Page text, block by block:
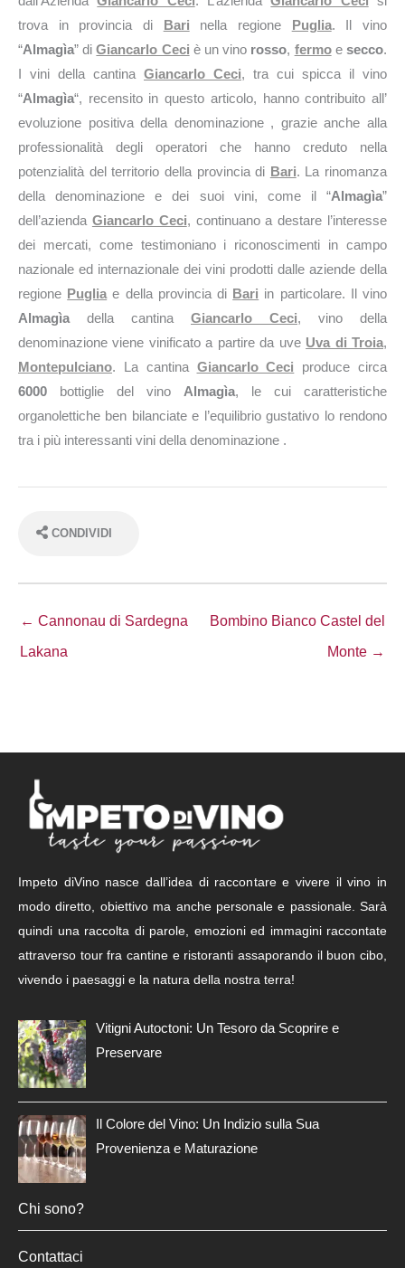
trova in provincia di Bari nella regione Puglia. Il vino
“Almagìa” diGiancarlo Ceci è un vino rosso, fermoesecco.
I vini della cantina Giancarlo Ceci, tra cui spicca il vino
“Almagìa“, recensito in questo articolo, hanno contribuito all’
evoluzione positiva della denominazione , grazie anche alla
professionalità degli operatori che hanno creduto nella
potenzialità del territorio della provincia di Bari. La rinomanza
della denominazione e dei suoi vini, come il “Almagìa”
dell’azienda Giancarlo Ceci, continuano a destare l’interesse
dei mercati, come testimoniano i riconoscimenti in campo
nazionale ed internazionale dei vini prodotti dalle aziende della
regione Puglia e della provincia di Bari in particolare. Il vino
Almagìa della cantina Giancarlo Ceci, vino della
denominazione viene vinificato a partire da uve Uva di Troia,
Montepulciano. La cantina Giancarlo Ceci produce circa
6000 bottiglie del vino Almagìa, le cui caratteristiche
organolettiche ben bilanciate e l’equilibrio gustativo lo rendono
tra i più interessanti vini della denominazione .
CONDIVIDI
← Cannonau di Sardegna
Lakana
Bombino Bianco Castel del
Monte →
Impeto diVino nasce dall’idea di raccontare e vivere il vino in
modo diretto, obiettivo ma anche personale e passionale. Sarà
quindi una raccolta di parole, emozioni ed immagini raccontate
attraverso tour fra cantine e ristoranti assaporando il buon cibo,
vivendo i paesaggi e la natura della nostra terra!
Vitigni Autoctoni: Un Tesoro da Scoprire e
Preservare
Il Colore del Vino: Un Indizio sulla Sua
Provenienza e Maturazione
Chi sono?
Contattaci